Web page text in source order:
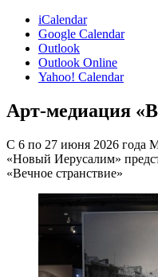
iCalendar
Google Calendar
Outlook
Outlook Online
Yahoo! Calendar
Арт-медиация
С 6 по 27 июня 2026 года
«Новый Иерусалим»
«Вечное странствие»